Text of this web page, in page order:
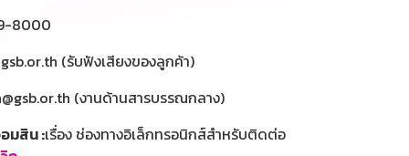
8000
(รับฟังเสียงของลูกค้า)
(งานด้านสารบรรณกลาง)
มสิน :เรื่อง ช่องทางอิเล็กทรอนิกส์สำหรับติดต่อ